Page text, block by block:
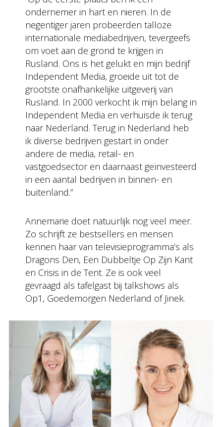
ondernemer in hart en nieren. In de
negentiger jaren probeerden talloze
internationale mediabedrijven, tevergeefs
om voet aan de grond te krijgen in
Rusland. Ons is het gelukt en mijn bedrijf
Independent Media, groeide uit tot de
grootste onafhankelijke uitgeverij van
Rusland. In 2000 verkocht ik mijn belang in
Independent Media en verhuisde ik terug
naar Nederland. Terug in Nederland heb
ik diverse bedrijven gestart in onder
andere de media, retail- en
vastgoedsector en daarnaast geïnvesteerd
in een aantal bedrijven in binnen- en
buitenland.”
Annemarie doet natuurlijk nog veel meer.
Zo schrijft ze bestsellers en mensen
kennen haar van televisieprogramma’s als
Dragons Den, Een Dubbeltje Op Zijn Kant
en Crisis in de Tent. Ze is ook veel
gevraagd als tafelgast bij talkshows als
Op1, Goedemorgen Nederland of Jinek.